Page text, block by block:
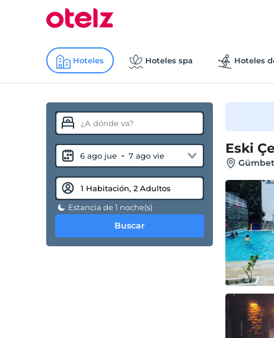
Hoteles Hoteles spa Hoteles
6 ago jue - 7 ago vie
Estancia de 1 noche(s)
Buscar
Eski